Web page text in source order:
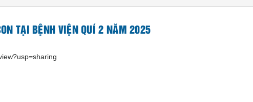
TẠI BỆNH VIỆN QUÍ 2 NĂM 2025